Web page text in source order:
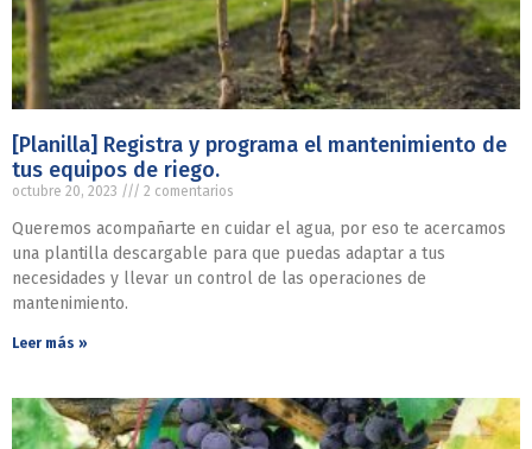
[Planilla] Registra y programa el mantenimiento de
tus equipos de riego.
octubre 20, 2023 2 comentarios
Queremos acompañarte en cuidar el agua, por eso te acercamos
una plantilla descargable para que puedas adaptar a tus
necesidades y llevar un control de las operaciones de
mantenimiento.
Leer más »